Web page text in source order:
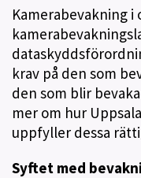
Kamerabevakning
krav på den som
den som blir
mer om hur
uppfyller dessa
Syftet med